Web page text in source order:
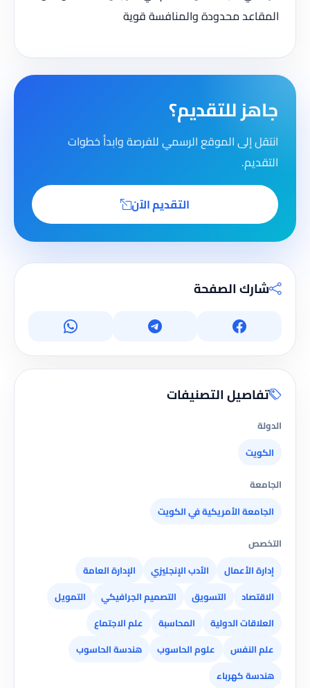
المقاعد محدودة والمنافسة قوية
جاهز للتقديم؟
انتقل إلى الموقع الرسمي للفرصة وابدأ خطوات
التقديم.
التقديم الآن
شارك الصفحة
تفاصيل التصنيفات
الدولة
الكويت
الجامعة
الجامعة الأمريكية في الكويت
التخصص
إدارة الأعمال
الأدب الإنجليزي
الإدارة العامة
الاقتصاد
التسويق التصميم الجرافيكي
التمويل
العلاقات الدولية
المحاسبة
علم الاجتماع
علم النفس
علوم الحاسوب
هندسة الحاسوب
هندسة كهرباء